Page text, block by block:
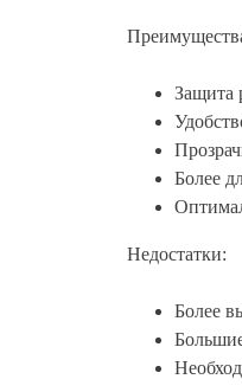
Защита
Более
Недостатки:
Более